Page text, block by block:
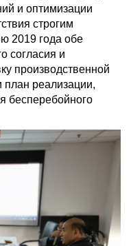
и оптимизации
строгим
2019 года обе
согласия и
производственной
план реализации,
бесперебойного